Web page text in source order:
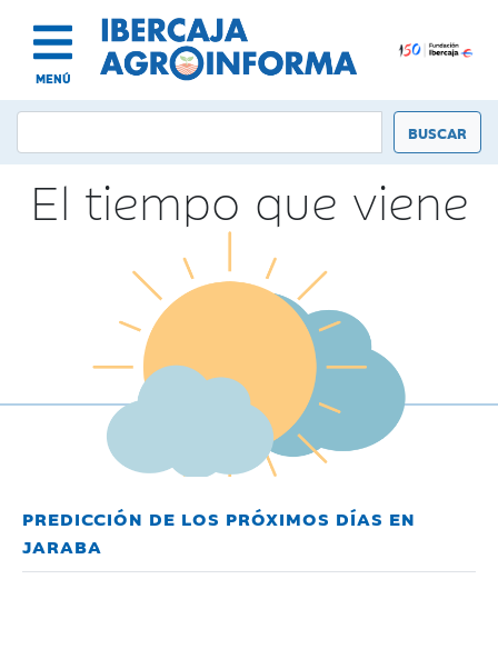
MENÚ
El tiempo que viene
PREDICCIÓN DE LOS PRÓXIMOS DÍAS EN
JARABA